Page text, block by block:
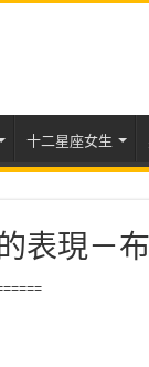
十二星座女生
表現－